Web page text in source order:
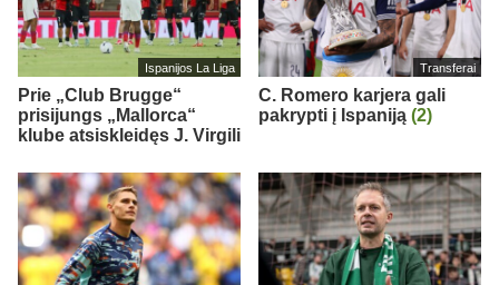
Ispanijos La Liga
Prie „Club Brugge“
prisijungs „Mallorca“
klube atsiskleidęs J. Virgili
Transferai
C. Romero karjera gali
pakrypti į Ispaniją (2)